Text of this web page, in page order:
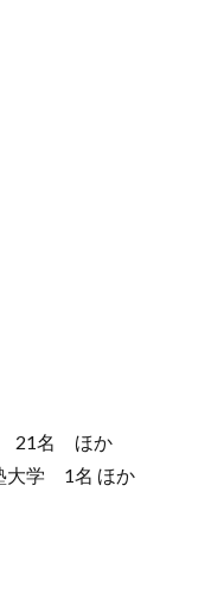
21名 ほか
大学 1名 ほか